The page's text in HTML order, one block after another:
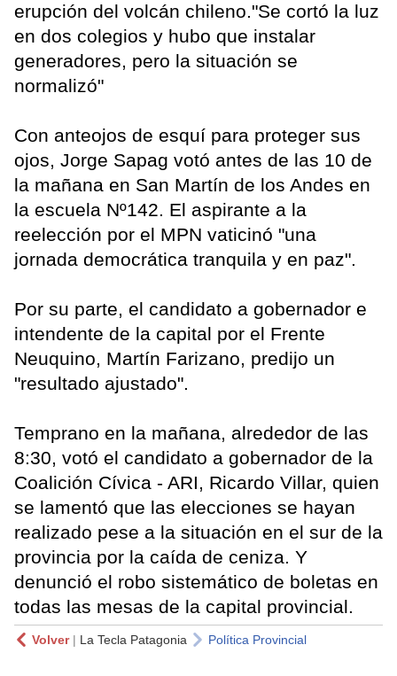
erupción del volcán chileno."Se cortó la luz
en dos colegios y hubo que instalar
generadores, pero la situación se
normalizó"
Con anteojos de esquí para proteger sus
ojos, Jorge Sapag votó antes de las 10 de
la mañana en San Martín de los Andes en
la escuela Nº142. El aspirante a la
reelección por el MPN vaticinó "una
jornada democrática tranquila y en paz".
Por su parte, el candidato a gobernador e
intendente de la capital por el Frente
Neuquino, Martín Farizano, predijo un
"resultado ajustado".
Temprano en la mañana, alrededor de las
8:30, votó el candidato a gobernador de la
Coalición Cívica - ARI, Ricardo Villar, quien
se lamentó que las elecciones se hayan
realizado pese a la situación en el sur de la
provincia por la caída de ceniza. Y
denunció el robo sistemático de boletas en
todas las mesas de la capital provincial.
Volver| La Tecla Patagonia Política Provincial